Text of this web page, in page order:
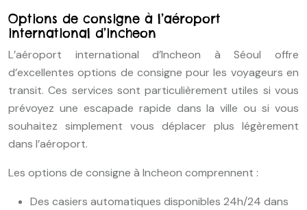
Options de consigne à l’aéroport
international d’incheon
L’aéroport international d’Incheon à Séoul offre
d’excellentes options de consigne pour les voyageurs en
transit. Ces services sont particulièrement utiles si vous
prévoyez une escapade rapide dans la ville ou si vous
souhaitez simplement vous déplacer plus légèrement
dans l’aéroport.
Les options de consigne à Incheon comprennent :
Des casiers automatiques disponibles 24h/24 dans